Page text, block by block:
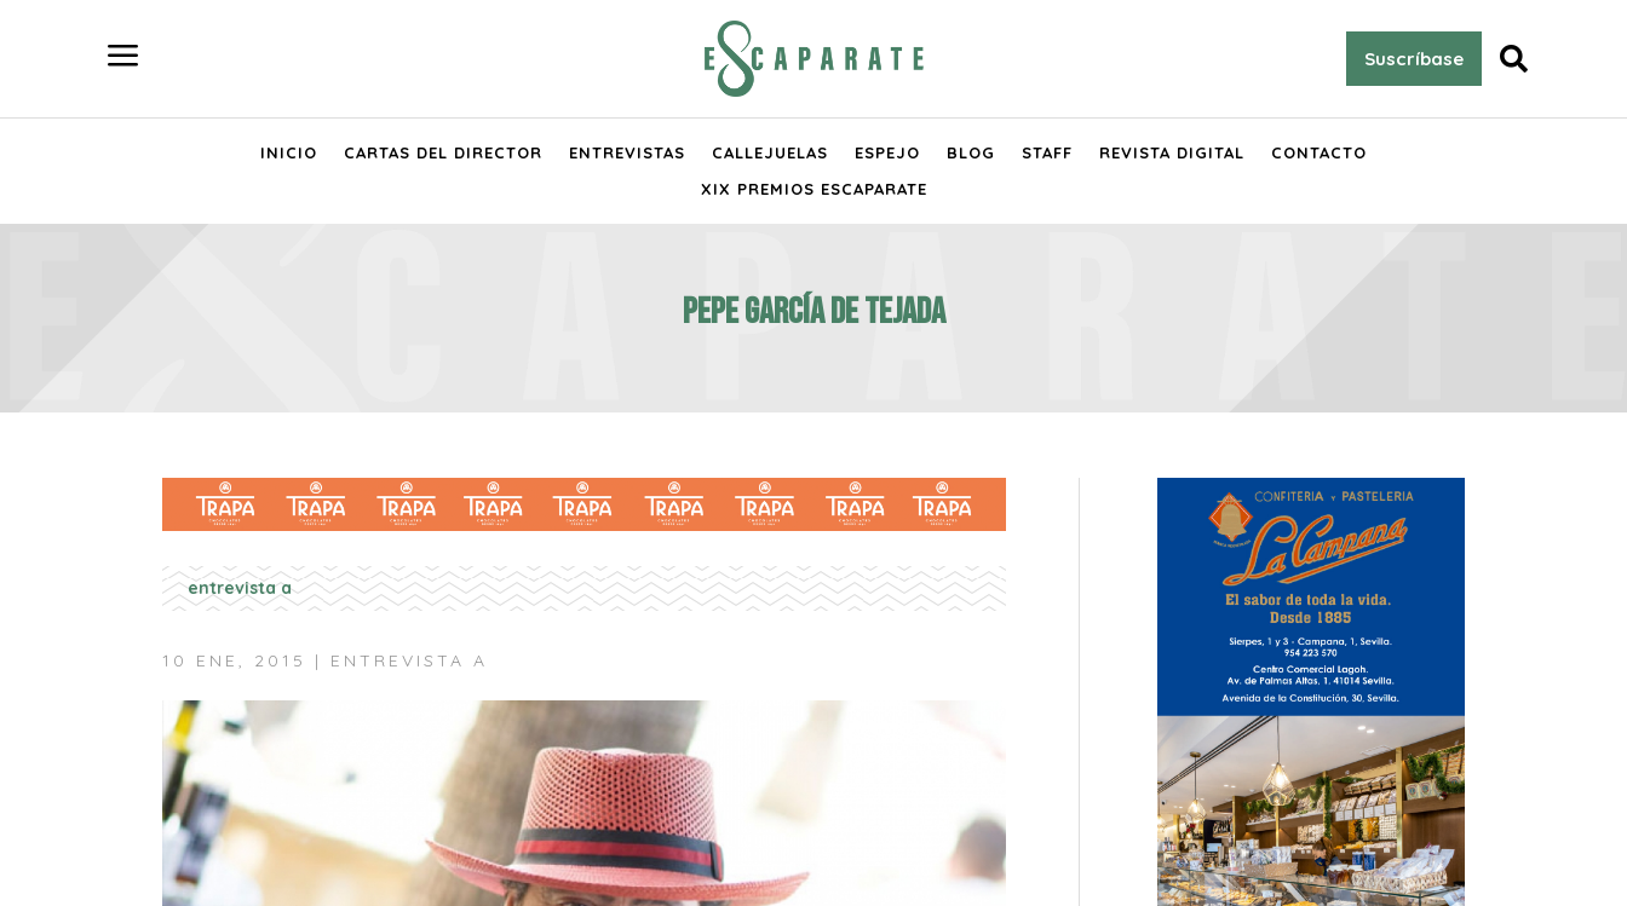
a Suscríbase 
INICIO CARTAS DEL DIRECTOR ENTREVISTAS CALLEJUELAS ESPEJO BLOG STAFF REVISTA DIGITAL
CONTACTO
XIX PREMIOS ESCAPARATE
Pepe García de Tejada
entrevista a
10 ENE, 2015 | ENTREVISTA A